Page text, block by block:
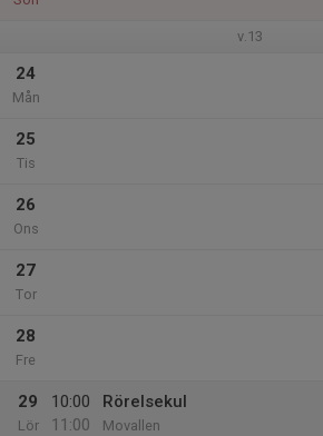
v.13
24
Mån
25
Tis
26
Ons
27
Tor
28
Fre
29
Lör
10:00
11:00
Rörelsekul
Movallen